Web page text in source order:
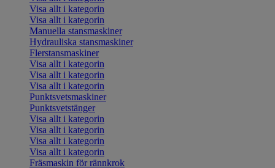
Visa allt i kategorin
Visa allt i kategorin
Manuella stansmaskiner
Hydrauliska stansmaskiner
Flerstansmaskiner
Visa allt i kategorin
Visa allt i kategorin
Visa allt i kategorin
Punktsvetsmaskiner
Punktsvetstänger
Visa allt i kategorin
Visa allt i kategorin
Visa allt i kategorin
Visa allt i kategorin
Fräsmaskin för rännkrok